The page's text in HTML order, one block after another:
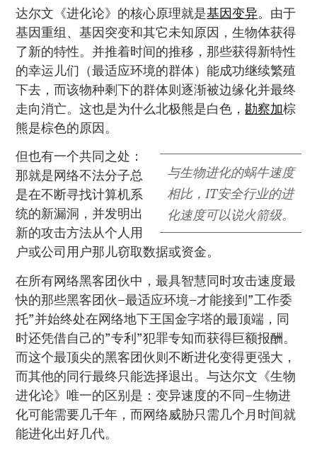
达尔文《进化论》的核心原理就是基因变异。由于
基因重组、基因突变和其它未知原因，生物体获得
了新的特性。并推着时间的推移，那些获得新特性
的幸运儿们（最适应环境的群体）能成功继续繁殖
下去，而该物种剩下的群体则逐渐被边缘化并最终
走向消亡。这也是为什么北极熊是白色，勘察加棕
熊是棕色的原因。
与生物进化的蜗牛速度
相比，IT安全行业的进
化速度可以说火箭级。
但也有一个共同之处：
那就是网络不法分子总
是在不断寻找计算机系
统的新漏洞，并发明出
新的攻击方法从个人用
户或公司用户那儿窃取数据或资金。
在所有网络黑客团伙中，最具智慧同时攻击速度最
快的那些黑客团伙–最适应环境–才能接到”工作委
托”并始终处在网络地下王国金字塔的最顶端，同
时还凭借自己的”专利”犯罪专知而获得巨额报酬。
而这个最顶尖的黑客团伙则不断进化变得更强大，
而其他的同行最终只能选择退出。与达尔文《生物
进化论》唯一的区别是：变异速度的不同–生物进
化可能需要几千年，而网络威胁只需几个月时间就
能进化出好几代。